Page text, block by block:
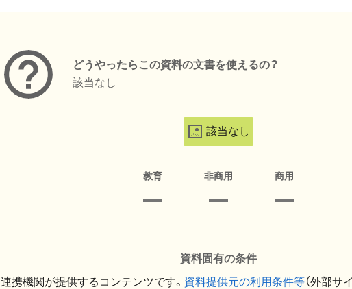
どうやったらこの資料の文書を使えるの？
該当なし
該当なし
教育 非商用 商用
資料固有の条件
連携機関が提供するコンテンツです。 資料提供元の利用条件等（外部サ